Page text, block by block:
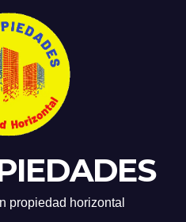
propiedad horizontal